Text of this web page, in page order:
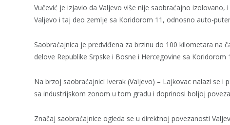
Vučević je izjavio da Valjevo više nije saobraćajno
Valjevo i taj deo zemlje sa Кoridorom 11, odnosno auto-
Saobraćajnica je predviđena za brzinu do 100 kilometara na
delove Republike Srpske i Bosne i Hercegovine sa
Na brzoj saobraćajnici Iverak (Valjevo) – Lajkovac nalazi se
sa industrijskom zonom u tom gradu i doprinosi boljoj
Značaj saobraćajnice ogleda se u direktnoj povezanosti